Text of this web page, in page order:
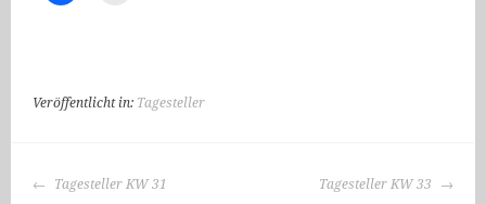
Veröffentlicht in: Tagesteller
BEITRAGS-
Tagesteller KW 31 Tagesteller KW 33